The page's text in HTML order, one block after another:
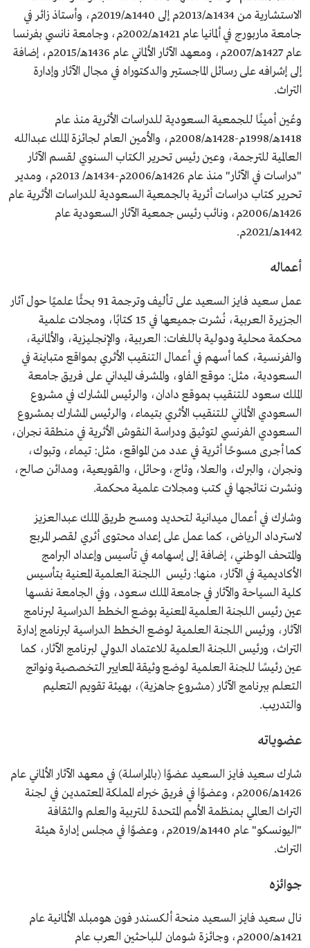
الاستشارية من 1434هـ/2013م إلى 1440هـ/2019م، وأستاذ زائر في
جامعة ماربورج في ألمانيا عام 1421هـ/2002م، وجامعة نانسي بفرنسا
عام 1427هـ/2007م، ومعهد الآثار الألماني عام 1436هـ/2015م، إضافة
إلى إشرافه على رسائل الماجستير والدكتوراه في مجال الآثار وإدارة
التراث.
وعُين أمينًا للجمعية السعودية للدراسات الأثرية منذ عام
1418هـ/1998م-1428هـ/2008م، والأمين العام لجائزة الملك عبدالله
العالمية للترجمة، وعين رئيس تحرير الكتاب السنوي لقسم الآثار
"دراسات في الآثار" منذ عام 1426هـ/2006م-1434هـ/ 2013م، ومدير
تحرير كتاب دراسات أثرية بالجمعية السعودية للدراسات الأثرية عام
1426هـ/2006م، ونائب رئيس جمعية الآثار السعودية عام
1442هـ/2021م.
أعماله
عمل سعيد فايز السعيد على تأليف وترجمة 91 بحثًا علميًا حول آثار
الجزيرة العربية، نُشرت جميعها في 15 كتابًا، ومجلات علمية
محكمة محلية ودولية باللغات: العربية، والإنجليزية، والألمانية،
والفرنسية، كما أسهم في أعمال التنقيب الأثري بمواقع متباينة في
السعودية، مثل: موقع الفاو، والمشرف الميداني على فريق جامعة
الملك سعود للتنقيب بموقع دادان، والرئيس المشارك في مشروع
السعودي الألماني للتنقيب الأثري بتيماء، والرئيس المشارك بمشروع
السعودي الفرنسي لتوثيق ودراسة النقوش الأثرية في منطقة نجران،
كما أجرى مسوحًا أثرية في عدد من المواقع، مثل: تيماء، وتبوك،
ونجران، والبرك، والعلا، وثاج، وحائل، والقويعية، ومدائن صالح،
ونشرت نتائجها في كتب ومجلات علمية محكمة.
وشارك في أعمال ميدانية لتحديد ومسح طريق الملك عبدالعزيز
لاسترداد الرياض، كما عمل على إعداد محتوى أثري لقصر المربع
والمتحف الوطني، إضافة إلى إسهامه في تأسيس وإعداد البرامج
الأكاديمية في الآثار، منها: رئيس اللجنة العلمية المعنية بتأسيس
كلية السياحة والآثار في جامعة الملك سعود، وفي الجامعة نفسها
عين رئيس اللجنة العلمية المعنية بوضع الخطط الدراسية لبرنامج
الآثار، ورئيس اللجنة العلمية لوضع الخطط الدراسية لبرنامج إدارة
التراث، ورئيس اللجنة العلمية للاعتماد الدولي لبرنامج الآثار، كما
عين رئيسًا للجنة العلمية لوضع وثيقة المعايير التخصصية ونواتج
التعلم ببرنامج الآثار (مشروع جاهزية)، بهيئة تقويم التعليم
والتدريب.
عضوياته
شارك سعيد فايز السعيد عضوًا (بالمراسلة) في معهد الآثار الألماني عام
1426هـ/2006م، وعضوًا في فريق خبراء المملكة المعتمدين في لجنة
التراث العالمي بمنظمة الأمم المتحدة للتربية والعلم والثقافة
"اليونسكو" عام 1440هـ/2019م، وعضوًا في مجلس إدارة هيئة
التراث.
جوائزه
نال سعيد فايز السعيد منحة ألكسندر فون هومبلد الألمانية عام
1421هـ/2000م، وجائزة شومان للباحثين العرب عام